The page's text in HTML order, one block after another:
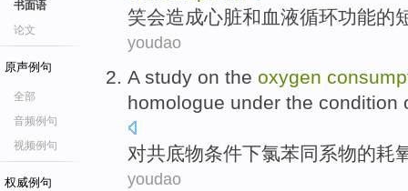
书面语
论文
原声例句
全部
音频例句
视频例句
权威例句
笑会造成心脏和 血液循环功能的
youdao
A study on the oxygen
homologue under the condition
对共底物条件下氯苯同系物的耗
youdao